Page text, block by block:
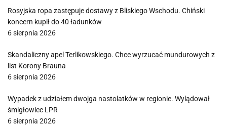
Rosyjska ropa zastępuje dostawy z Bliskiego Wschodu. Chiński
koncern kupił do 40 ładunków
6 sierpnia 2026
Skandaliczny apel Terlikowskiego. Chce wyrzucać mundurowych z
list Korony Brauna
6 sierpnia 2026
Wypadek z udziałem dwojga nastolatków w regionie. Wylądował
śmigłowiec LPR
6 sierpnia 2026